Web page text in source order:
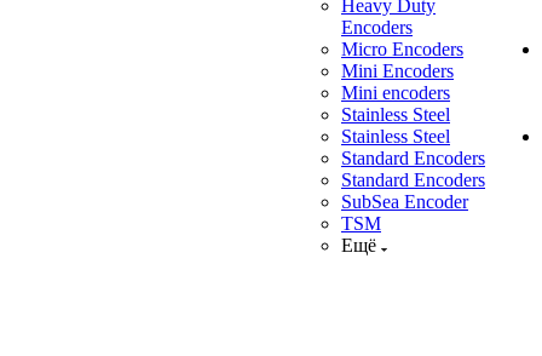
Heavy Duty
Encoders
Micro Encoders
Mini Encoders
Mini encoders
Stainless Steel
Stainless Steel
Standard Encoders
Standard Encoders
SubSea Encoder
TSM
Ещё